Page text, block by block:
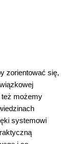
zorientować się,
możemy
systemowi